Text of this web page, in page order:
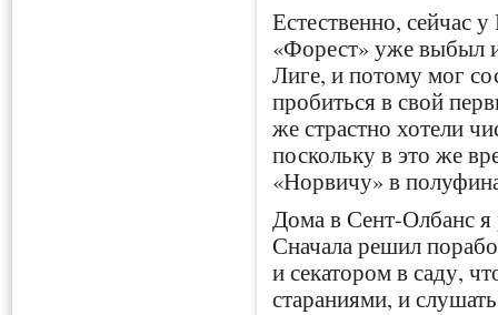
Естественно, сейчас
«Форест» уже выбыл
Лиге, и потому мог
пробиться в свой
же страстно хотели
поскольку в это же
«Норвичу» в
Дома в Сент-Олбанс я
Сначала решил
и секатором в саду,
стараниями, и